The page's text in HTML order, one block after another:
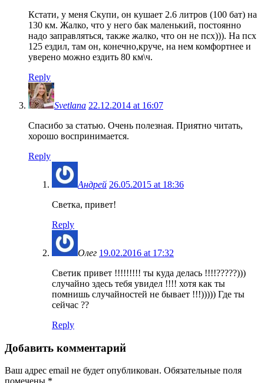
Кстати, у меня Скупи, он кушает 2.6 литров (100 бат) на
130 км. Жалко, что у него бак маленький, постоянно
надо заправляться, также жалко, что он не псх))). На псх
125 ездил, там он, конечно,круче, на нем комфортнее и
уверено можно ездить 80 км\ч.
Reply
Svetlana 22.12.2014 at 16:07
Спасибо за статью. Очень полезная. Приятно читать,
хорошо воспринимается.
Reply
Андрей 26.05.2015 at 18:36
Светка, привет!
Reply
Олег 19.02.2016 at 17:32
Светик привет !!!!!!!!! ты куда делась !!!!?????)))
случайно здесь тебя увидел !!!! хотя как ты
помнишь случайностей не бывает !!!))))) Где ты
сейчас ??
Reply
Добавить комментарий
Ваш адрес email не будет опубликован. Обязательные поля